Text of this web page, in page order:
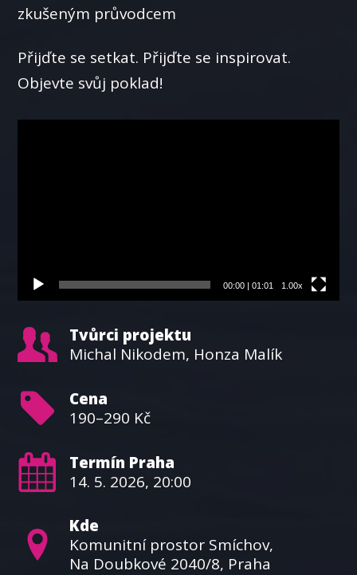
zkušeným průvodcem
Přijďte se setkat. Přijďte se inspirovat.
Objevte svůj poklad!
00:00| 01:01 1.00x
Tvůrci projektu
Michal Nikodem, Honza Malík
Cena
190–290 Kč
Termín Praha
14. 5. 2026, 20:00
Kde
Komunitní prostor Smíchov,
Na Doubkové 2040/8, Praha